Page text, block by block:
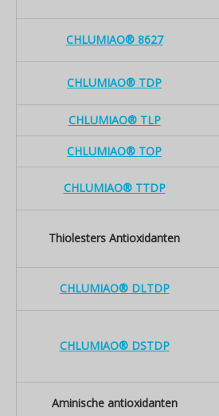
CHLUMIAO® 8627
CHLUMIAO® TDP
CHLUMIAO® TLP
CHLUMIAO® TOP
CHLUMIAO® TTDP
Thiolesters Antioxidanten
CHLUMIAO® DLTDP
CHLUMIAO® DSTDP
Aminische antioxidanten